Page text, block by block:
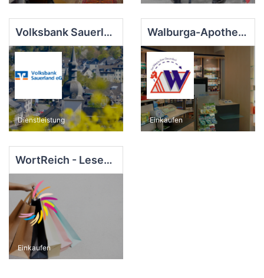
Volksbank Sauerland eG
Dienstleistung
Walburga-Apotheke
Einkaufen
WortReich - Lesen und Mehr
Einkaufen